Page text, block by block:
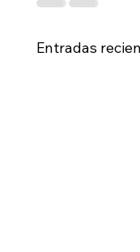
Entradas